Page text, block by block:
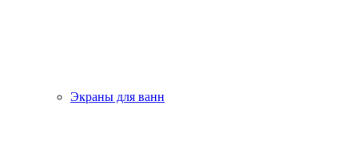
Экраны для ванн